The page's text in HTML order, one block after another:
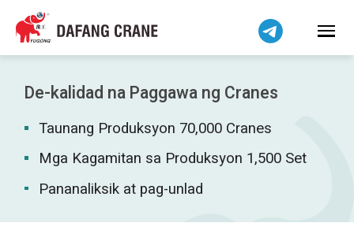
De-kalidad na Paggawa ng Cranes
Taunang Produksyon 70,000 Cranes
Mga Kagamitan sa Produksyon 1,500 Set
Pananaliksik at pag-unlad
हिन्दी
Bahasa Indonesia
Bahasa Melayu
Tiếng Việt
বাংলা
فارسی
اردو